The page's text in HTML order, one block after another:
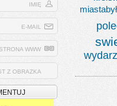
IMIĘ
E-MAIL
STRONA WWW
Z OBRAZKA